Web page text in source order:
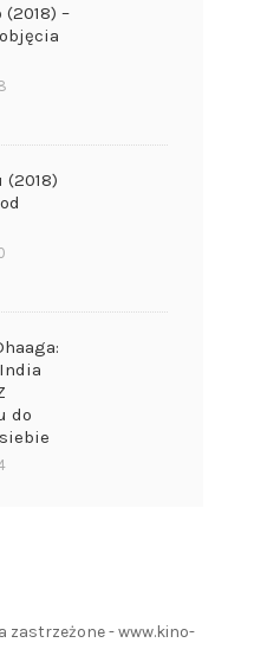
(2018) –
(2018)
do
zastrzeżone - www.kino-